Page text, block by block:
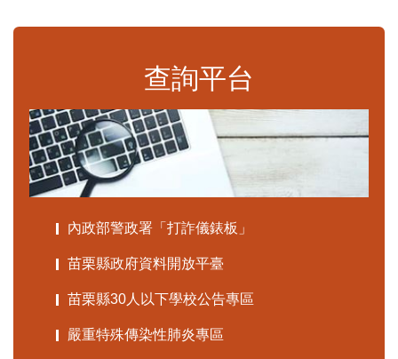
查詢平台
內政部警政署「打詐儀錶板」
苗栗縣政府資料開放平臺
苗栗縣30人以下學校公告專區
嚴重特殊傳染性肺炎專區